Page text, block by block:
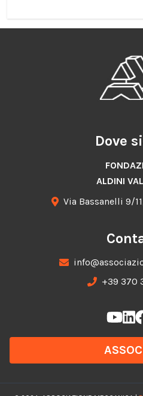
Dove
ALDINI
Via Bassanelli 9/
+39 370